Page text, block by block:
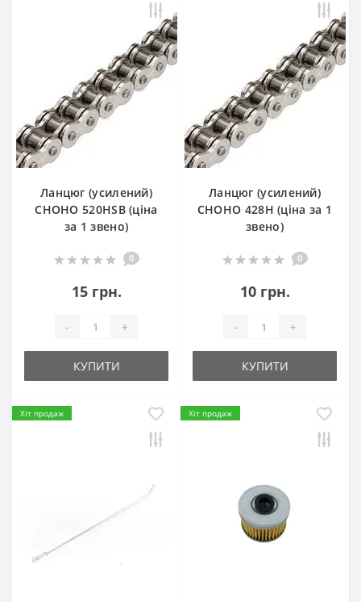
Ланцюг (усилений)
СHOHO 520HSB (ціна
за 1 звено)
0
15 грн.
- +
КУПИТИ
Ланцюг (усилений)
СHOHO 428H (ціна за 1
звено)
0
10 грн.
- +
КУПИТИ
Хіт продаж Хіт продаж